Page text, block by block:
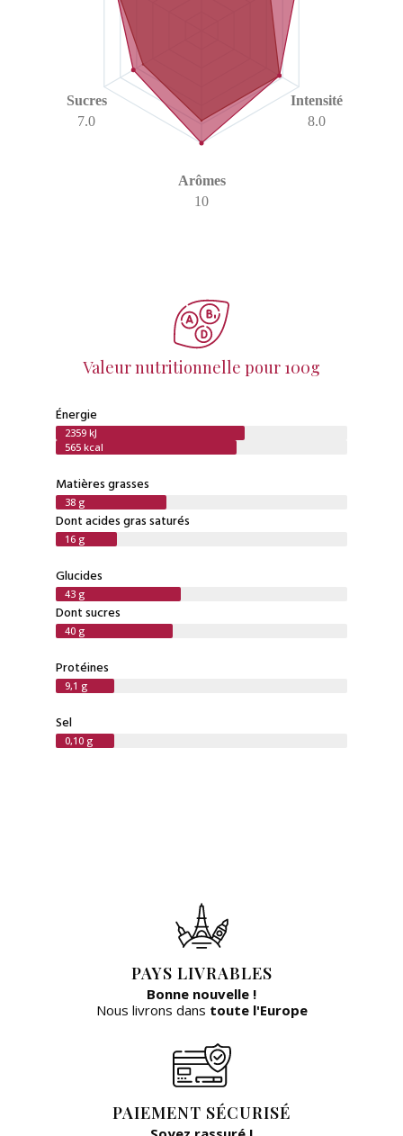
Intensité
8.0
Arômes
10
Sucres
7.0
Valeur nutritionnelle pour 100g
Énergie
2359 kJ
565 kcal
Matières grasses
38 g
Dont acides gras saturés
16 g
Glucides
43 g
Dont sucres
40 g
Protéines
9,1 g
Sel
0,10 g
PAYS LIVRABLES
Bonne nouvelle !
Nous livrons dans toute l'Europe
PAIEMENT SÉCURISÉ